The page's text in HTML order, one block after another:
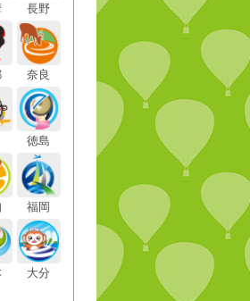
長野
奈良
徳島
福岡
大分